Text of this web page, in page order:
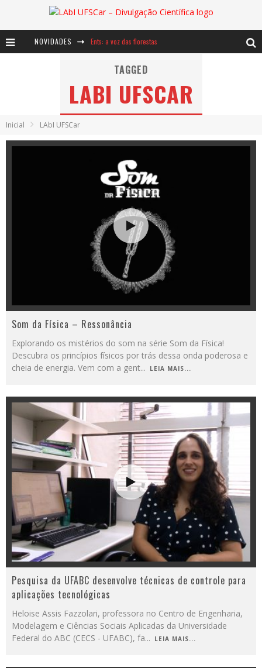
NOVIDADES Ents: a voz das florestas
Notáveis: Bertha Lutz
TAGGED
LABI UFSCAR
Inicial LAbI UFSCar
Som da Física – Ressonância
Explorando os mistérios do som na série Som da Física!
Descubra os princípios físicos por trás dessa onda poderosa e
cheia de energia. Vem com a gent... LEIA MAIS...
Pesquisa da UFABC desenvolve técnicas de controle para
aplicações tecnológicas
Heloise Assis Fazzolari, professora no Centro de Engenharia,
Modelagem e Ciências Sociais Aplicadas da Universidade
Federal do ABC (CECS - UFABC), fa... LEIA MAIS...